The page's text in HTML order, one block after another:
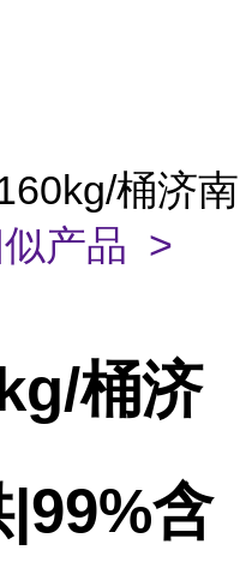
桶济南
产品 >
桶济
含